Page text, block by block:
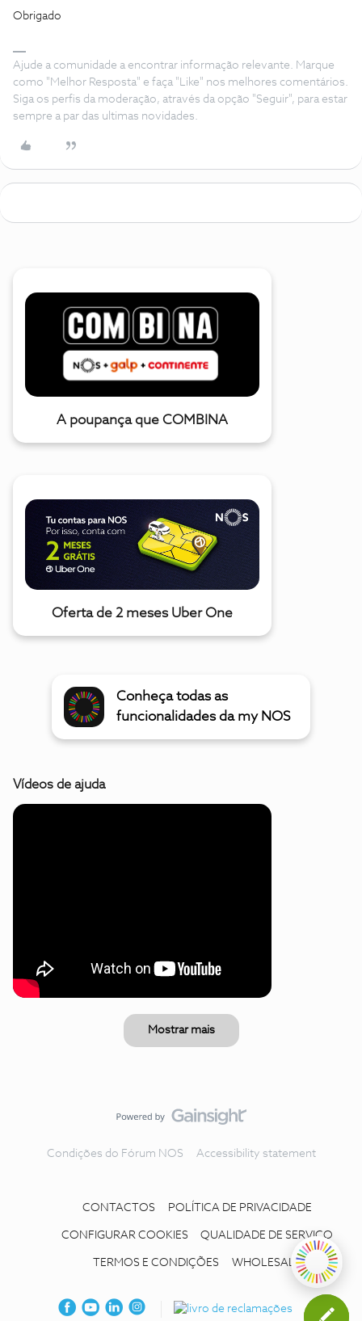
Obrigado
Ajude a comunidade a encontrar informação relevante. Marque
como "Melhor Resposta" e faça "Like" nos melhores comentários.
Siga os perfis da moderação, através da opção "Seguir", para estar
sempre a par das ultimas novidades.
A poupança que COMBINA
Oferta de 2 meses Uber One
Conheça todas as
funcionalidades da my NOS
Vídeos de ajuda
Mostrar mais
Condições do Fórum NOS Accessibility statement
CONTACTOS POLÍTICA DE PRIVACIDADE
CONFIGURAR COOKIES QUALIDADE DE SERVIÇO
TERMOS E CONDIÇÕES WHOLESALE